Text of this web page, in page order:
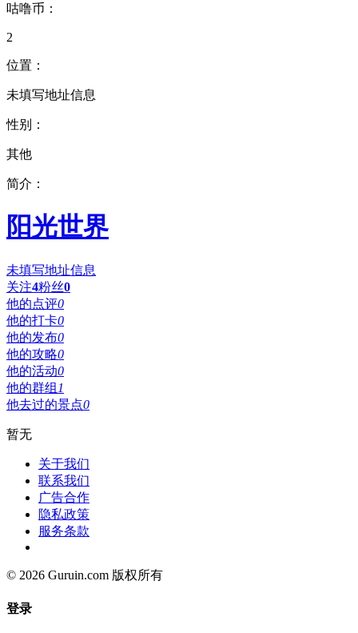
咕噜币：
2
位置：
未填写地址信息
性别：
其他
简介：
阳光世界
未填写地址信息
关注4粉丝0
他的点评0
他的打卡0
他的发布0
他的攻略0
他的活动0
他的群组 1
他去过的景点0
暂无
关于我们
联系我们
广告合作
隐私政策
服务条款
© 2026 Guruin.com 版权所有
登录